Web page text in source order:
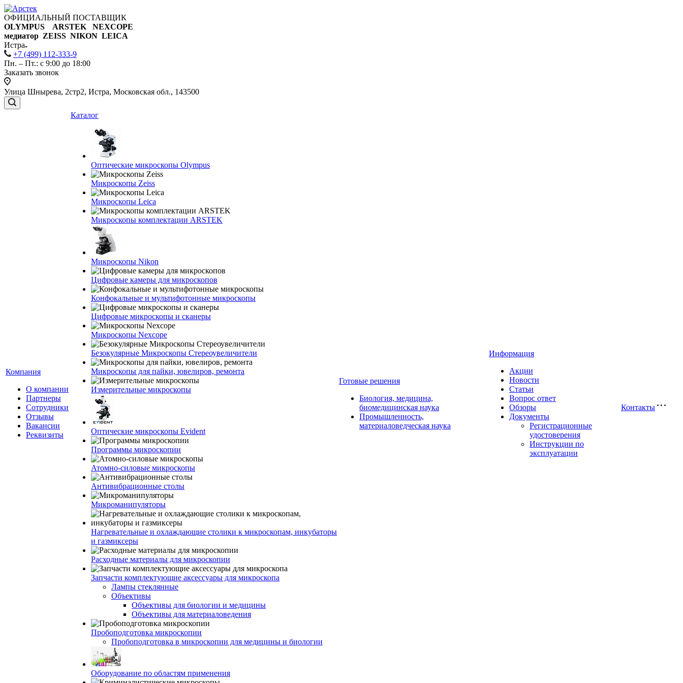
ОФИЦИАЛЬНЫЙ ПОСТАВЩИК
OLYMPUS ARSTEK NEXCOPE
медиатор ZEISS NIKON LEICA
Истра
+7 (499) 112-333-9
Пн. – Пт.: с 9:00 до 18:00
Заказать звонок
Улица Шнырева, 2стр2, Истра, Московская обл., 143500
Компания
О компании
Партнеры
Сотрудники
Отзывы
Вакансии
Реквизиты
Каталог
Оптические микроскопы Olympus
Микроскопы Zeiss
Микроскопы Leica
Микроскопы комплектации ARSTEK
Микроскопы Nikon
Цифровые камеры для микроскопов
Конфокальные и мультифотонные микроскопы
Цифровые микроскопы и сканеры
Микроскопы Nexcope
Безокулярные Микроскопы Стереоувеличители
Микроскопы для пайки, ювелиров, ремонта
Измерительные микроскопы
Оптические микроскопы Evident
Программы микроскопии
Атомно-силовые микроскопы
Антивибрационные столы
Микроманипуляторы
Нагревательные и охлаждающие столики к микроскопам, инкубаторы
и газмиксеры
Расходные материалы для микроскопии
Запчасти комплектующие аксессуары для микроскопа
Лампы стеклянные
Объективы
Объективы для биологии и медицины
Объективы для материаловедения
Пробоподготовка микроскопии
Пробоподготовка в микроскопии для медицины и биологии
Оборудование по областям применения
Готовые решения
Биология, медицина,
биомедицинская наука
Промышленность,
материаловедческая наука
Информация
Акции
Новости
Статьи
Вопрос ответ
Обзоры
Документы
Регистрационные
удостоверения
Инструкции по
эксплуатации
Контакты